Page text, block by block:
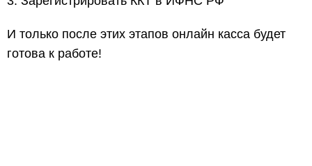
И только после этих этапов онлайн касса будет
готова к работе!